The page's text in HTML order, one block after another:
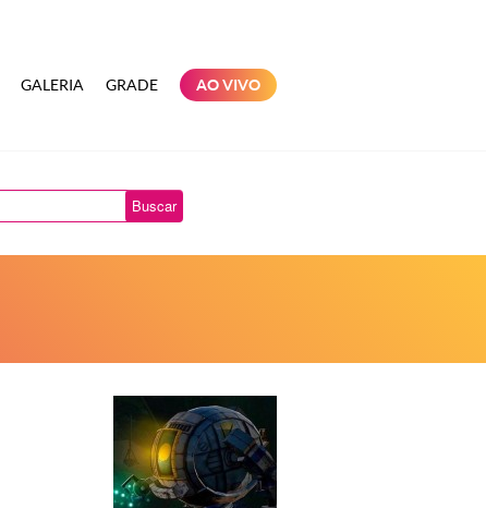
GALERIA GRADE AO VIVO
Buscar